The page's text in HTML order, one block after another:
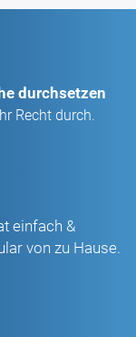
durchsetzen
Recht durch.
einfach &
von zu Hause.